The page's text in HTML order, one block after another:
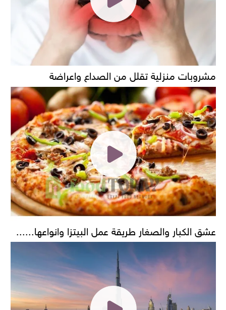
مشروبات منزلية تقلل من الصداع واعراضة
عشق الكبار والصغار طريقة عمل البيتزا وانواعها......